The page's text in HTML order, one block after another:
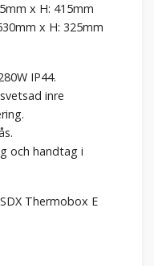
x H: 415mm
x H: 325mm
IP44.
inre
och handtag i
Thermobox E